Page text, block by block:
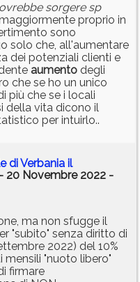
sorgere sp
proprio in
sono
solo che, all'aumentare
dei potenziali clienti e
aumento degli
che se ho un unico
più che se i locali
della vita dicono il
per intuirlo..
di Verbania il
- 20 Novembre 2022 -
ma non sfugge il
"subito" senza diritto di
2022) del 10%
mensili "nuoto libero"
firmare